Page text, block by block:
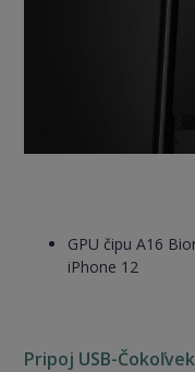
GPU čipu A16
iPhone 12
Pripoj USB-